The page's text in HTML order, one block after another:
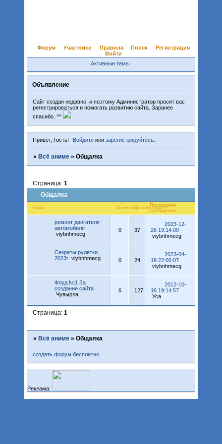
Форум Участники Правила Поиск
Регистрация
Войти
Активные темы
Объявление
Сайт создан недавно, и поэтому Администратор просит вас
регестрироваться и помогать развитию сайта. Заранее
спасибо. ^^
Привет, Гость! Войдите илизарегистрируйтесь
» Всё аниме » Общалка
Общалка
Страница: 1
Тема ОтветовПросмотровПоследнее
сообщение
ремонт двигателя
автомобиля
viybnhmecg
0 37
2023-12-
26 19:14:00
viybnhmecg
Секреты рулетки
2023г viybnhmecg 0 24
2023-04-
19 22:06:07
viybnhmecg
Флуд №1 За
создание сайта
Чувырла
6 127
2012-10-
16 19:14:57
Уса
Страница: 1
» Всё аниме » Общалка
создать форум бесплатно
Реклама: